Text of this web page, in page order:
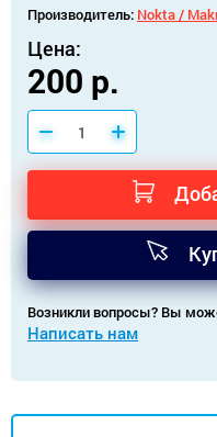
Производитель: Nokta /
Цена:
200 р.
Возникли вопросы? Вы
Написать нам